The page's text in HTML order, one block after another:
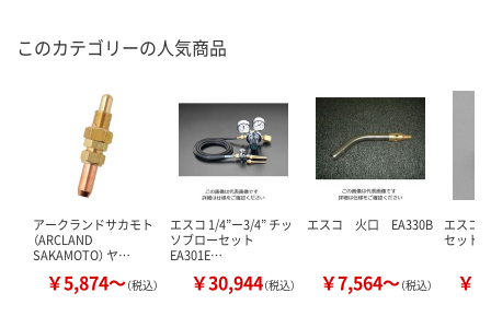
このカテゴリーの人気商品
アークランドサカモト
（ARCLAND
SAKAMOTO） ヤ…
￥5,874～（税込）
エスコ 1/4”ー3/4” チッ
ソブローセット
EA301E…
￥30,944（税込）
エスコ 火口 EA330B
￥7,564～（税込）
エスコ
セット
￥